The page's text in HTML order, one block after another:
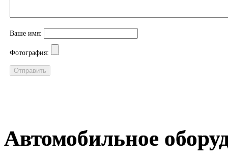
Ваше имя:
Фотография:
Автомобильное